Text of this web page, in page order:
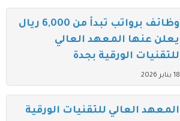
وظائف برواتب تبدأ من 6,000 ريال
يعلن عنها المعهد العالي
للتقنيات الورقية بجدة
18 يناير 2026
المعهد العالي للتقنيات الورقية